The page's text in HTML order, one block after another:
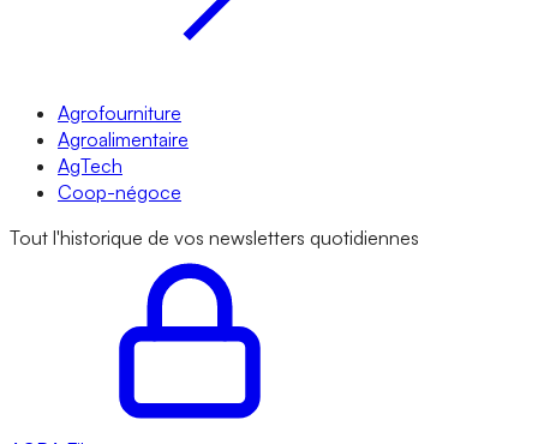
Agrofourniture
Agroalimentaire
AgTech
Coop-négoce
Tout l'historique de vos newsletters quotidiennes